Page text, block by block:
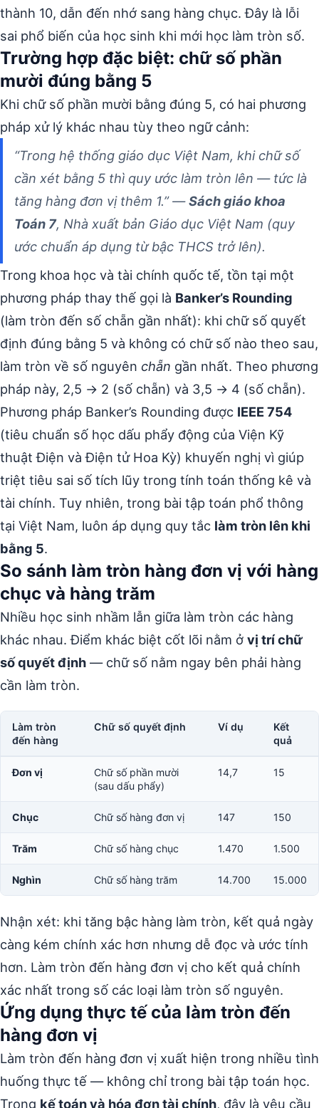
thành 10, dẫn đến nhớ sang hàng chục. Đây là lỗi
sai phổ biến của học sinh khi mới học làm tròn số.
Trường hợp đặc biệt: chữ số phần
mười đúng bằng 5
Khi chữ số phần mười bằng đúng 5, có hai phương
pháp xử lý khác nhau tùy theo ngữ cảnh:
“Trong hệ thống giáo dục Việt Nam, khi chữ số
cần xét bằng 5 thì quy ước làm tròn lên — tức là
tăng hàng đơn vị thêm 1.” —Sách giáo khoa
Toán 7, Nhà xuất bản Giáo dục Việt Nam (quy
ước chuẩn áp dụng từ bậc THCS trở lên).
Trong khoa học và tài chính quốc tế, tồn tại một
phương pháp thay thế gọi là Banker’s Rounding
(làm tròn đến số chẵn gần nhất): khi chữ số quyết
định đúng bằng 5 và không có chữ số nào theo sau,
làm tròn về số nguyên chẵn gần nhất. Theo phương
pháp này, 2,5 → 2 (số chẵn) và 3,5 → 4 (số chẵn).
Phương pháp Banker’s Rounding được IEEE 754
(tiêu chuẩn số học dấu phẩy động của Viện Kỹ
thuật Điện và Điện tử Hoa Kỳ) khuyến nghị vì giúp
triệt tiêu sai số tích lũy trong tính toán thống kê và
tài chính. Tuy nhiên, trong bài tập toán phổ thông
tại Việt Nam, luôn áp dụng quy tắc làm tròn lên khi
bằng 5.
So sánh làm tròn hàng đơn vị với hàng
chục và hàng trăm
Nhiều học sinh nhầm lẫn giữa làm tròn các hàng
khác nhau. Điểm khác biệt cốt lõi nằm ở vị trí chữ
số quyết định — chữ số nằm ngay bên phải hàng
cần làm tròn.
Làm tròn
đến hàng
Chữ số quyết định Ví dụ
Kết
quả
Đơn vị
Chữ số phần mười
(sau dấu phẩy)
14,7 15
Chục Chữ số hàng đơn vị 147 150
Trăm Chữ số hàng chục 1.470 1.500
Nghìn Chữ số hàng trăm 14.700 15.000
Nhận xét: khi tăng bậc hàng làm tròn, kết quả ngày
càng kém chính xác hơn nhưng dễ đọc và ước tính
hơn. Làm tròn đến hàng đơn vị cho kết quả chính
xác nhất trong số các loại làm tròn số nguyên.
Ứng dụng thực tế của làm tròn đến
hàng đơn vị
Làm tròn đến hàng đơn vị xuất hiện trong nhiều tình
huống thực tế — không chỉ trong bài tập toán học.
Trong kế toán và hóa đơn tài chính, đây là yêu cầu